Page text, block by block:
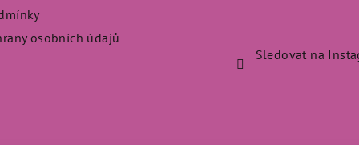
osobních údajů
Sledovat na